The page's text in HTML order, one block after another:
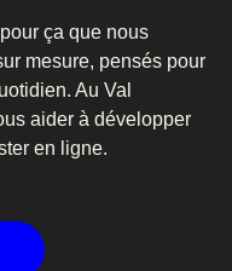
ça que nous
mesure, pensés pour
Au Val
aider à développer
en ligne.